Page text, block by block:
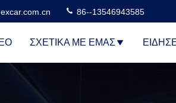
86--13546943585
ΣΧΕΤΙΚΆ ΜΕ ΕΜΆΣ